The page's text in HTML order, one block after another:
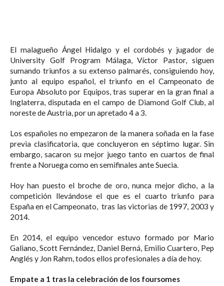
El malagueño Ángel Hidalgo y el cordobés y jugador de
University Golf Program Málaga, Víctor Pastor, siguen
sumando triunfos a su extenso palmarés, consiguiendo hoy,
junto al equipo español, el triunfo en el Campeonato de
Europa Absoluto por Equipos, tras superar en la gran final a
Inglaterra, disputada en el campo de Diamond Golf Club, al
noreste de Austria, por un apretado 4 a 3.
Los españoles no empezaron de la manera soñada en la fase
previa clasificatoria, que concluyeron en séptimo lugar. Sin
embargo, sacaron su mejor juego tanto en cuartos de final
frente a Noruega como en semifinales ante Suecia.
Hoy han puesto el broche de oro, nunca mejor dicho, a la
competición llevándose el que es el cuarto triunfo para
España en el Campeonato, tras las victorias de 1997, 2003 y
2014.
En 2014, el equipo vencedor estuvo formado por Mario
Galiano, Scott Fernández, Daniel Berná, Emilio Cuartero, Pep
Anglés y Jon Rahm, todos ellos profesionales a día de hoy.
Empate a 1 tras la celebración de los foursomes